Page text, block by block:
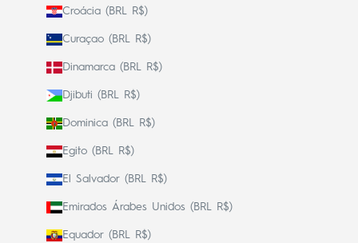
Croácia (BRL R$)
Curaçao (BRL R$)
Dinamarca (BRL R$)
Djibuti (BRL R$)
Dominica (BRL R$)
Egito (BRL R$)
El Salvador (BRL R$)
Emirados Árabes Unidos (BRL R$)
Equador (BRL R$)